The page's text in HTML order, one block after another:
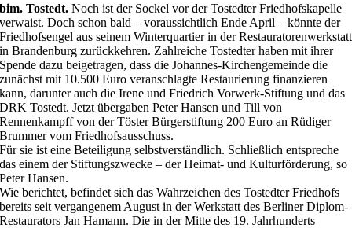
bim. Tostedt. Noch ist der Sockel vor der Tostedter Friedhofskapelle
verwaist. Doch schon bald – voraussichtlich Ende April – könnte der
Friedhofsengel aus seinem Winterquartier in der Restauratorenwerkstatt
in Brandenburg zurückkehren. Zahlreiche Tostedter haben mit ihrer
Spende dazu beigetragen, dass die Johannes-Kirchengemeinde die
zunächst mit 10.500 Euro veranschlagte Restaurierung finanzieren
kann, darunter auch die Irene und Friedrich Vorwerk-Stiftung und das
DRK Tostedt. Jetzt übergaben Peter Hansen und Till von
Rennenkampff von der Töster Bürgerstiftung 200 Euro an Rüdiger
Brummer vom Friedhofsausschuss.
Für sie ist eine Beteiligung selbstverständlich. Schließlich entspreche
das einem der Stiftungszwecke – der Heimat- und Kulturförderung, so
Peter Hansen.
Wie berichtet, befindet sich das Wahrzeichen des Tostedter Friedhofs
bereits seit vergangenem August in der Werkstatt des Berliner Diplom-
Restaurators Jan Hamann. Die in der Mitte des 19. Jahrhunderts